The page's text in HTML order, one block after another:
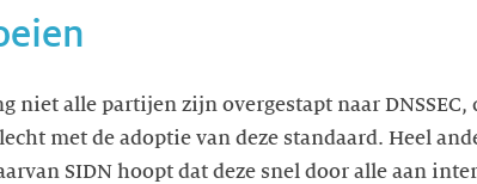
niet alle partijen zijn overgestapt naar DNSSEC,
met de adoptie van deze standaard. Heel
SIDN hoopt dat deze snel door alle aan